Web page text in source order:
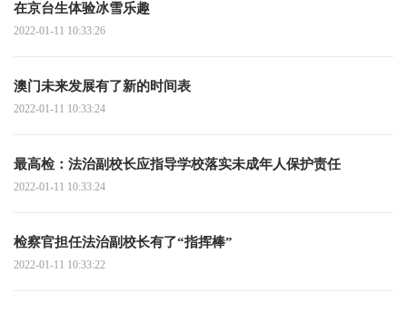
在京台生体验冰雪乐趣
2022-01-11 10:33:26
澳门未来发展有了新的时间表
2022-01-11 10:33:24
最高检：法治副校长应指导学校落实未成年人保护责任
2022-01-11 10:33:24
检察官担任法治副校长有了“指挥棒”
2022-01-11 10:33:22